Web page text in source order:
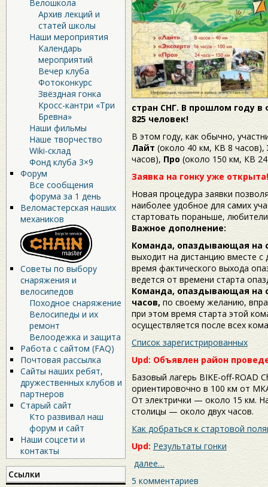
Велошкола
Архив лекций и
статей школы
Наши мероприятия
Календарь
мероприятий
Вечер клуба
Фотоконкурс
Звёздная гонка
Кросс-кантри «Три
Бревна»
Наши фильмы
Наше творчество
Wiki-склад
Фонд клуба 3×9
Форум
Все сообщения
форума за 1 день
Веломастерская наших
механиков
Советы по выбору
снаряжения и
велосипедов
Походное снаряжение
Велосипеды и их
ремонт
Велоодежка и защита
Работа с сайтом (FAQ)
Почтовая рассылка
Сайты наших ребят,
дружественных клубов и
партнеров
Старый сайт
Кто развивал наш
форум и сайт
Наши соцсети и
контакты
Ссылки
стран СНГ. В прошлом году
825 человек!
В этом году, как обычно,
Лайт (около 40 км, КВ 8 часов),
часов), Про (около 150 км, КВ
Заявка на гонку уже открыта!
Новая процедура заявки
наиболее удобное для самих
стартовать пораньше,
Важное дополнение:
Команда, опаздывающая на
выходит на дистанцию вместе
время фактического выхода
ведется от времени старта
Команда, опаздывающая на
часов, по своему желанию,
при этом время старта этой
осуществляется после всех
Список зарегистрированных
Upd: Объявлен район
Базовый лагерь BIKE-off-ROAD
ориентировочно в 100 км от
От электрички — около 15 км.
столицы — около двух часов.
Как добраться к стартовой
Upd: Результаты гонки
далее…
5 комментариев